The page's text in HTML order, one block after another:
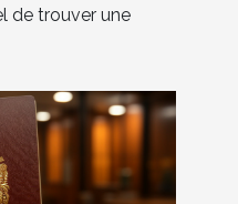
de trouver une